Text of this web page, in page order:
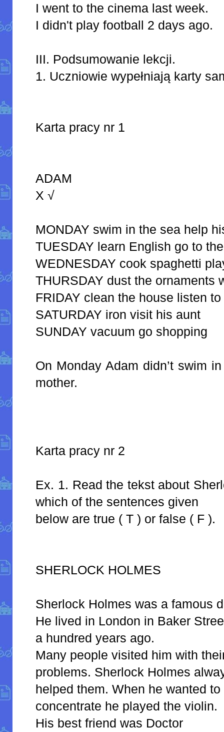
I went to the cinema last week.
I didn't play football 2 days ago.
III. Podsumowanie lekcji.
1. Uczniowie wypełniają karty
Karta pracy nr 1
ADAM
X √
MONDAY swim in the sea help
TUESDAY learn English go to
WEDNESDAY cook spaghetti
THURSDAY dust the ornaments
FRIDAY clean the house listen
SATURDAY iron visit his aunt
SUNDAY vacuum go shopping
On Monday Adam didn’t swim
mother.
Karta pracy nr 2
Ex. 1. Read the tekst about
which of the sentences given
below are true ( T ) or false ( F ).
SHERLOCK HOLMES
Sherlock Holmes was a famous
He lived in London in Baker
a hundred years ago.
Many people visited him with
problems. Sherlock Holmes
helped them. When he wanted to
concentrate he played the violin.
His best friend was Doctor